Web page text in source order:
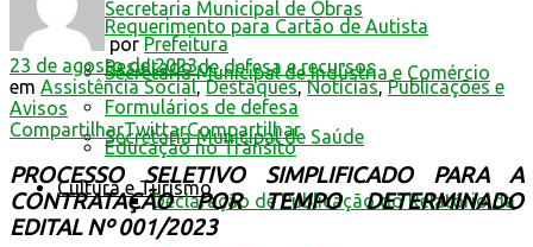
Requerimento para Cartão de Autista
Resultado de defesa e recursos
Formulários de defesa
Educação no Trânsito
Cultura e Turismo
Secretaria Municipal de Obras
Secretaria Municipal de Indústria e Comércio
Secretaria Municipal de Saúde
Declaração de Publicação do Relatório da
por Prefeitura
23 de agosto de 2023
em Assistência Social,Destaques,Notícias,Publicações e
Avisos
CompartilharTwittarCompartilhar
PROCESSO SELETIVO SIMPLIFICADO PARA A
CONTRATAÇÃO POR TEMPO DETERMINADO
EDITAL Nº 001/2023